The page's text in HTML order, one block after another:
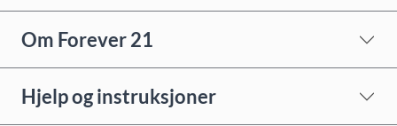
Om Forever 21
Hjelp og instruksjoner